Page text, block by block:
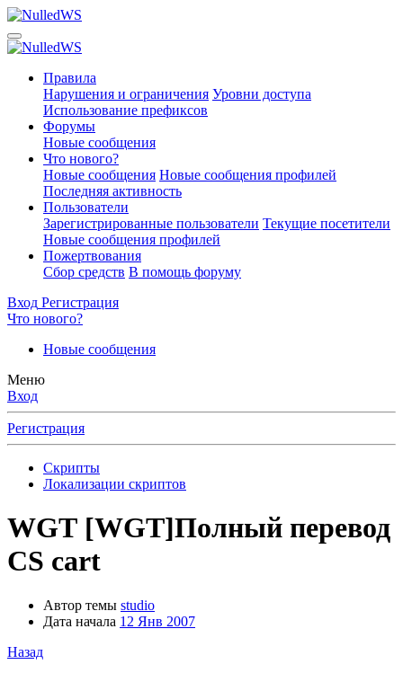
Правила
Нарушения и ограничения Уровни доступа
Использование префиксов
Форумы
Новые сообщения
Что нового?
Новые сообщения Новые сообщения профилей
Последняя активность
Пользователи
Зарегистрированные пользователи Текущие посетители
Новые сообщения профилей
Пожертвования
Сбор средств В помощь форуму
Вход Регистрация
Что нового?
Новые сообщения
Меню
Вход
Регистрация
Скрипты
Локализации скриптов
WGT [WGT]Полный перевод
CS cart
Автор темы studio
Дата начала 12 Янв 2007
Назад